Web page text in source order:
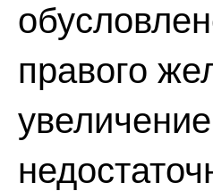
правого